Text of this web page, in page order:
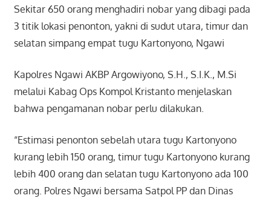
Sekitar 650 orang menghadiri nobar yang dibagi pada
3 titik lokasi penonton, yakni di sudut utara, timur dan
selatan simpang empat tugu Kartonyono, Ngawi
Kapolres Ngawi AKBP Argowiyono, S.H., S.I.K., M.Si
melalui Kabag Ops Kompol Kristanto menjelaskan
bahwa pengamanan nobar perlu dilakukan.
“Estimasi penonton sebelah utara tugu Kartonyono
kurang lebih 150 orang, timur tugu Kartonyono kurang
lebih 400 orang dan selatan tugu Kartonyono ada 100
orang. Polres Ngawi bersama Satpol PP dan Dinas